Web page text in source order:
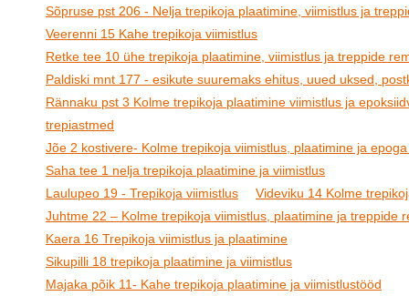
Sõpruse pst 206 - Nelja trepikoja plaatimine, viimistlus ja
Veerenni 15 Kahe trepikoja viimistlus
Retke tee 10 ühe trepikoja plaatimine, viimistlus ja treppide
Paldiski mnt 177 - esikute suuremaks ehitus, uued uksed,
Rännaku pst 3 Kolme trepikoja plaatimine viimistlus ja
trepiastmed
Jõe 2 kostivere- Kolme trepikoja viimistlus, plaatimine ja
Saha tee 1 nelja trepikoja plaatimine ja viimistlus
Laulupeo 19 - Trepikoja viimistlus
Videviku 14 Kolme
Juhtme 22 – Kolme trepikoja viimistlus, plaatimine ja treppide
Kaera 16 Trepikoja viimistlus ja plaatimine
Sikupilli 18 trepikoja plaatimine ja viimistlus
Majaka põik 11- Kahe trepikoja plaatimine ja viimistlustööd